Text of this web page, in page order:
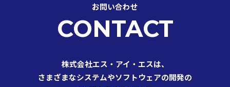
RECRUIT
CONTACT
お問い合わせ
CONTACT
株式会社エス・アイ・エスは、
さまざまなシステムやソフトウェアの開発の